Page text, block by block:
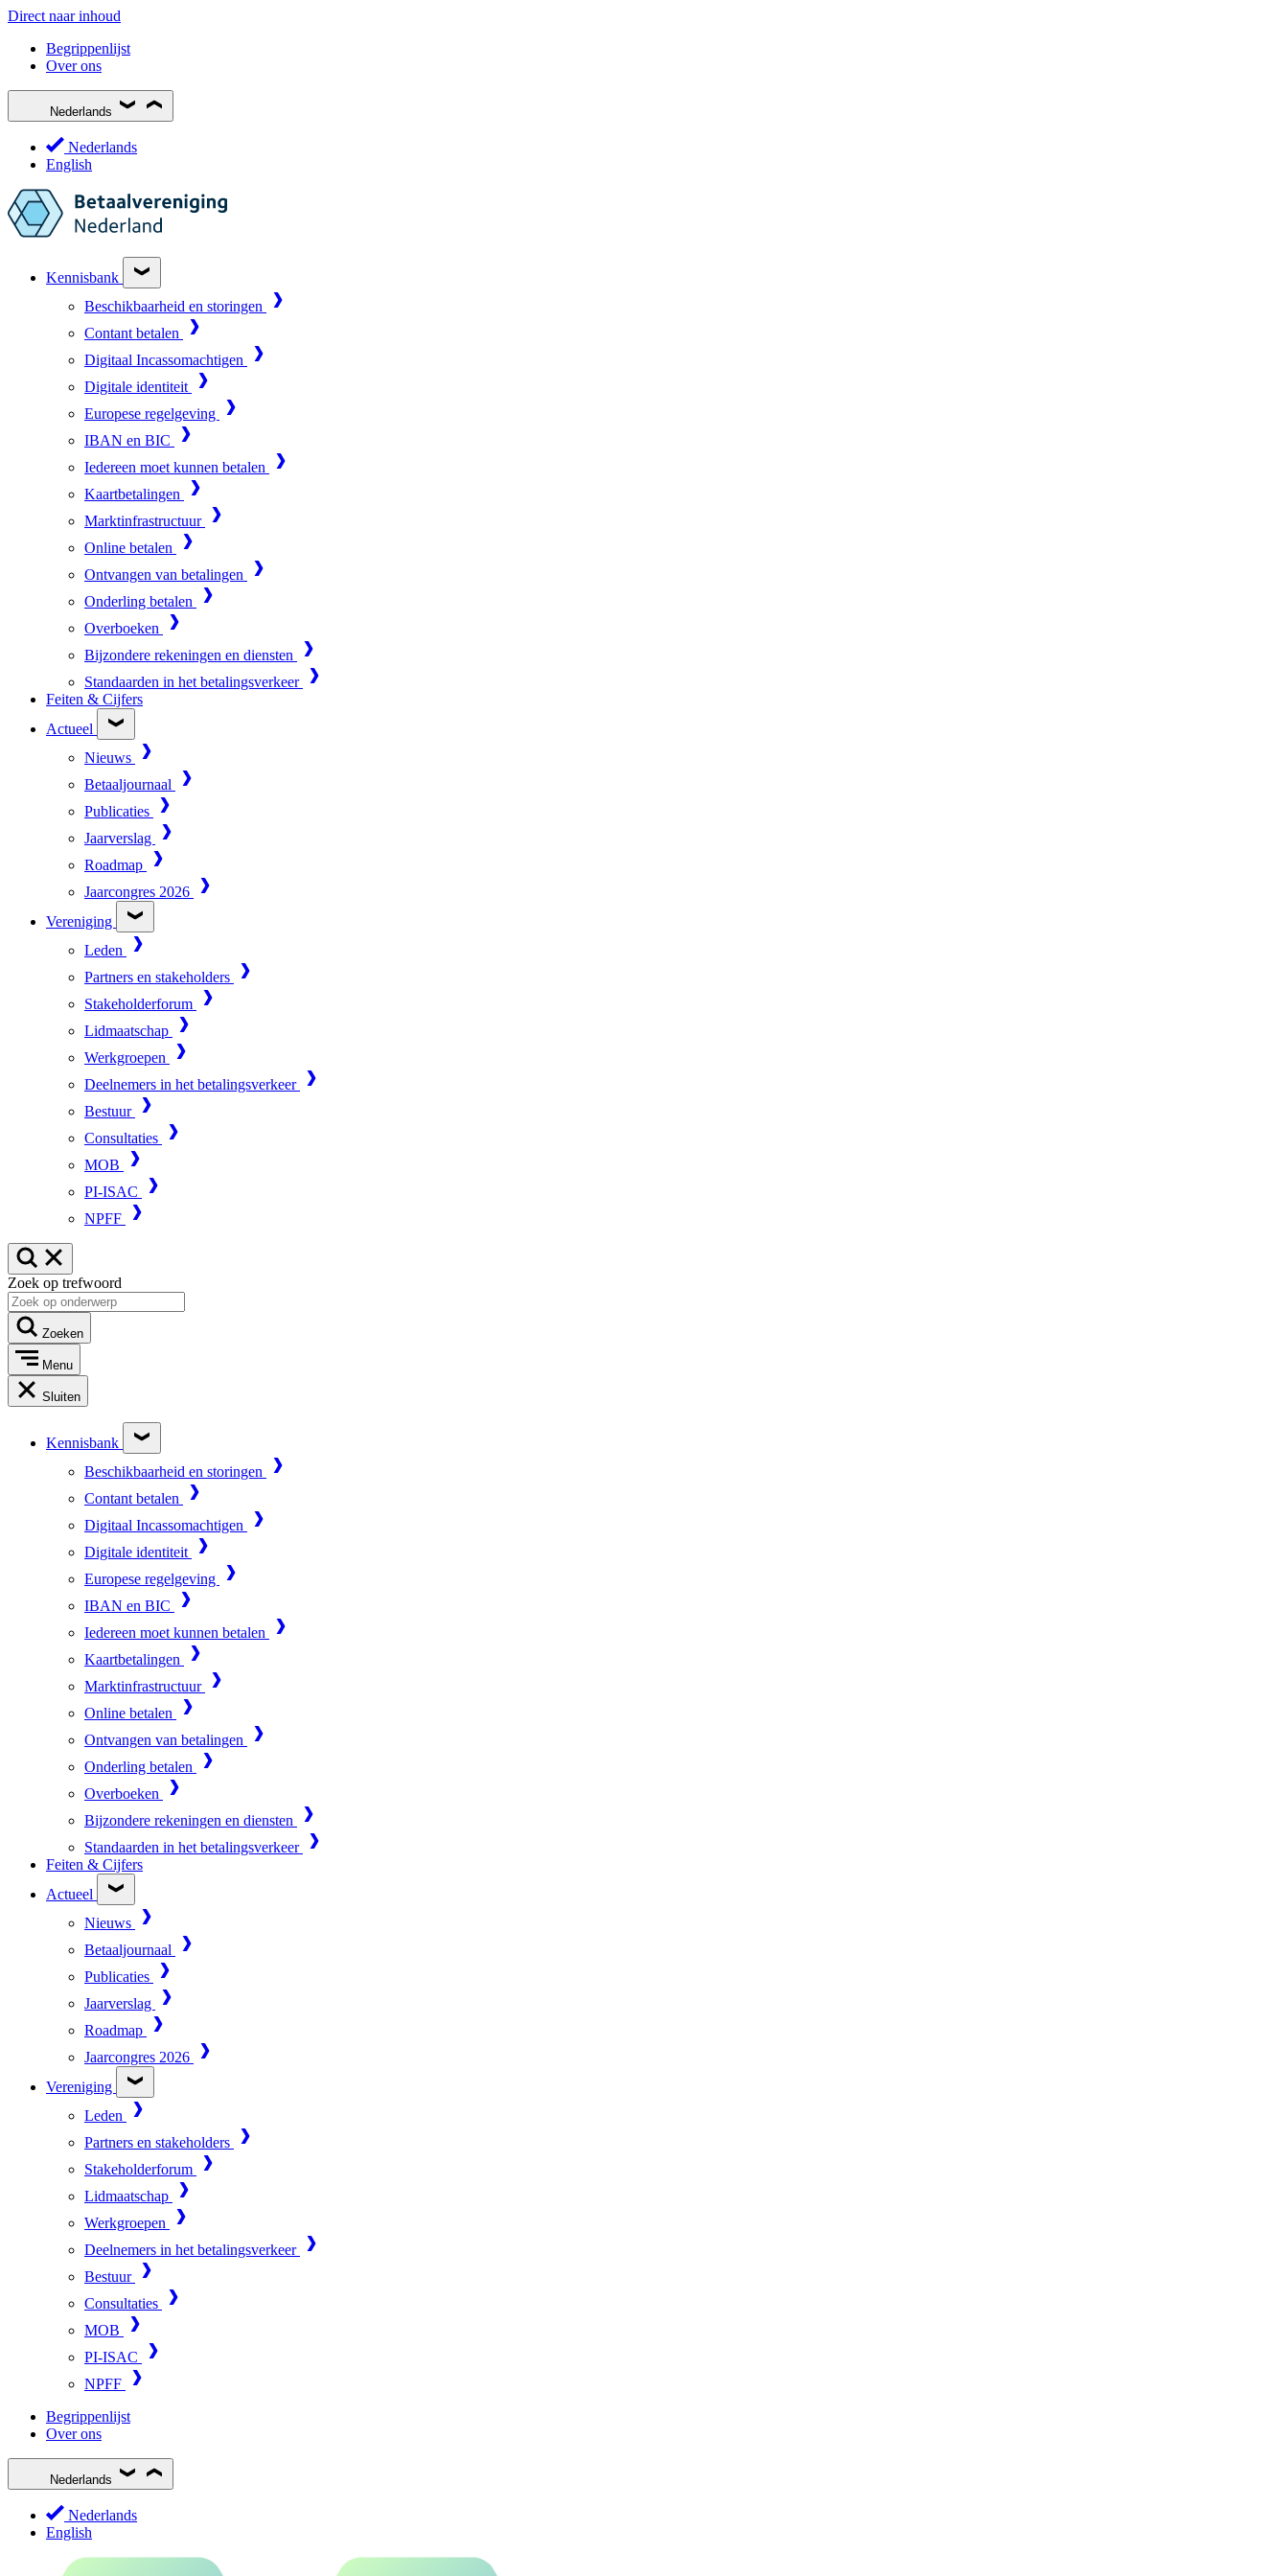
Direct naar inhoud
Begrippenlijst
Over ons
Nederlands
Nederlands
English
Kennisbank
Beschikbaarheid en storingen
Contant betalen
Digitaal Incassomachtigen
Digitale identiteit
Europese regelgeving
IBAN en BIC
Iedereen moet kunnen betalen
Kaartbetalingen
Marktinfrastructuur
Online betalen
Ontvangen van betalingen
Onderling betalen
Overboeken
Bijzondere rekeningen en diensten
Standaarden in het betalingsverkeer
Feiten & Cijfers
Actueel
Nieuws
Betaaljournaal
Publicaties
Jaarverslag
Roadmap
Jaarcongres 2026
Vereniging
Leden
Partners en stakeholders
Stakeholderforum
Lidmaatschap
Werkgroepen
Deelnemers in het betalingsverkeer
Bestuur
Consultaties
MOB
PI-ISAC
NPFF
Zoek op trefwoord
Zoeken
Menu
Sluiten
Kennisbank
Beschikbaarheid en storingen
Contant betalen
Digitaal Incassomachtigen
Digitale identiteit
Europese regelgeving
IBAN en BIC
Iedereen moet kunnen betalen
Kaartbetalingen
Marktinfrastructuur
Online betalen
Ontvangen van betalingen
Onderling betalen
Overboeken
Bijzondere rekeningen en diensten
Standaarden in het betalingsverkeer
Feiten & Cijfers
Actueel
Nieuws
Betaaljournaal
Publicaties
Jaarverslag
Roadmap
Jaarcongres 2026
Vereniging
Leden
Partners en stakeholders
Stakeholderforum
Lidmaatschap
Werkgroepen
Deelnemers in het betalingsverkeer
Bestuur
Consultaties
MOB
PI-ISAC
NPFF
Begrippenlijst
Over ons
Nederlands
Nederlands
English